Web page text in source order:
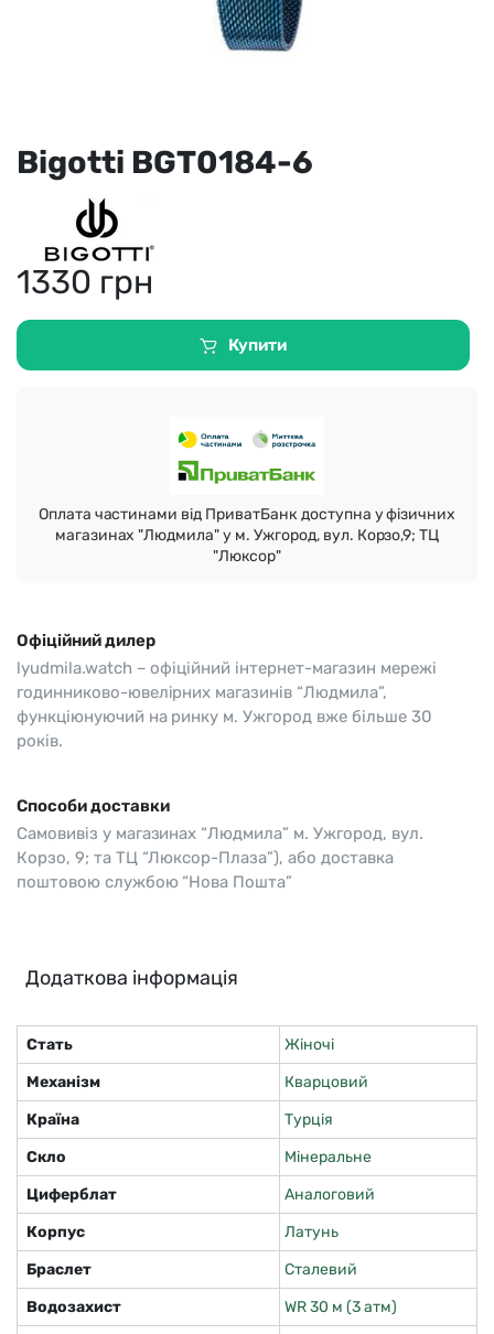
Bigotti BGT0184-6
1330 грн
Купити
Оплата частинами від ПриватБанк доступна у фізичних
магазинах "Людмила" у м. Ужгород, вул. Корзо,9; ТЦ
"Люксор"
Офіційний дилер
lyudmila.watch – офіційний інтернет-магазин мережі
годинниково-ювелірних магазинів “Людмила”,
функціюнуючий на ринку м. Ужгород вже більше 30
років.
Способи доставки
Самовивіз у магазинах “Людмила” м. Ужгород, вул.
Корзо, 9; та ТЦ “Люксор-Плаза”), або доставка
поштовою службою “Нова Пошта”
Додаткова інформація
Стать
Жіночі
Механізм
Кварцовий
Країна
Турція
Скло
Мінеральне
Циферблат
Аналоговий
Корпус
Латунь
Браслет
Сталевий
Водозахист
WR 30 м (3 атм)